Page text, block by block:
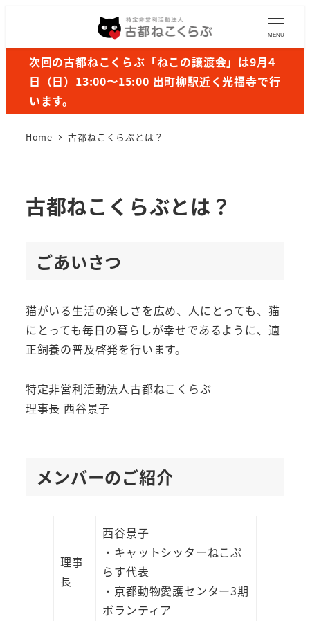
MENU
次回の古都ねこくらぶ「ねこの譲渡会」は9月4
日（日）13:00〜15:00 出町柳駅近く光福寺で行
います。
Home 古都ねこくらぶとは？
古都ねこくらぶとは？
ごあいさつ
猫がいる生活の楽しさを広め、人にとっても、猫
にとっても毎日の暮らしが幸せであるように、適
正飼養の普及啓発を行います。
特定非営利活動法人古都ねこくらぶ
理事長 西谷景子
メンバーのご紹介
理事
長
西谷景子
・キャットシッターねこぷ
らす代表
・京都動物愛護センター3期
ボランティア